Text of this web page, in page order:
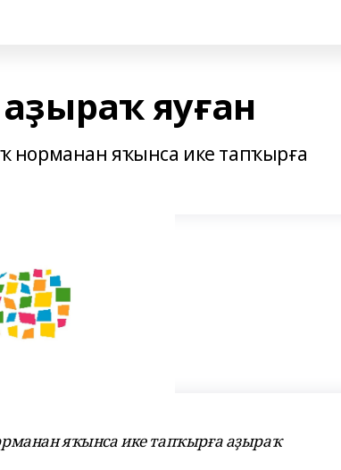
яуған
норманан яҡынса ике тапҡырға
яҡынса ике тапҡырға аҙыраҡ